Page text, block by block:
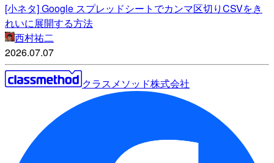
[小ネタ] Google スプレッドシートでカンマ区切りCSVをき
れいに展開する方法
西村祐二
2026.07.07
クラスメソッド株式会社